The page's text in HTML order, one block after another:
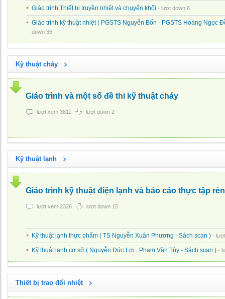
Giáo trình Thiết bị truyền nhiệt và chuyển khối - lượt down 6
Giáo trình kỹ thuật nhiệt ( PGSTS Nguyễn Bốn - PGSTS Hoàng Ngọc
down 36
Kỹ thuật cháy
Giáo trình và một số đề thi kỹ thuật cháy
lượt xem 3811 lượt down 2
Kỹ thuật lạnh
Giáo trình kỹ thuật điện lạnh và báo cáo thực tập
lượt xem 2326 lượt down 15
Kỹ thuật lạnh thực phẩm ( TS Nguyễn Xuân Phương - Sách scan ) -
Kỹ thuật lạnh cơ sở ( Nguyễn Đức Lợi , Phạm Văn Tùy - Sách scan ) -
Thiết bị trao đổi nhiệt